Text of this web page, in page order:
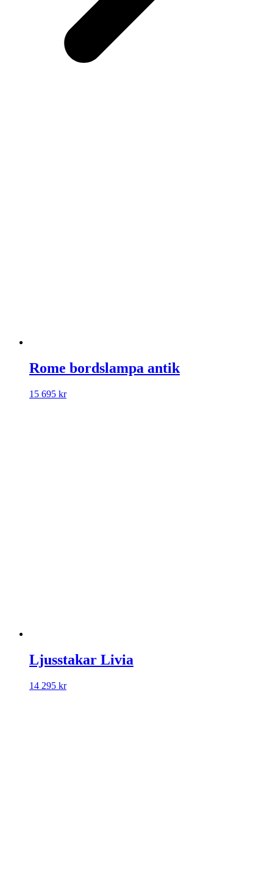
Rome bordslampa antik
15 695 kr
Ljusstakar Livia
14 295 kr